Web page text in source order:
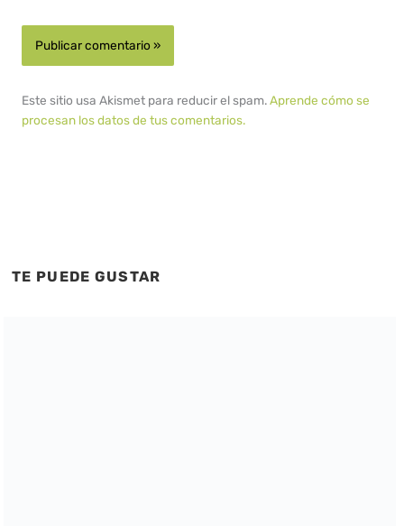
Este sitio usa Akismet para reducir el spam.Aprende cómo se
procesan los datos de tus comentarios.
TE PUEDE GUSTAR